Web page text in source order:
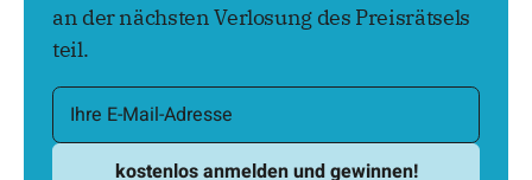
an der nächsten Verlosung des Preisrätsels
teil.